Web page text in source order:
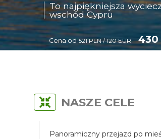
To najpiękniejsza
wschód Cypru
Cena od 521 PLN / 120 EUR 430
NASZE CELE
Panoramiczny przejazd po